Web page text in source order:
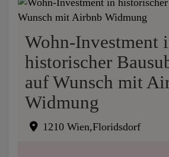
Wohn-Investment
historischer
auf Wunsch mit
Widmung
1210 Wien,Floridsdorf